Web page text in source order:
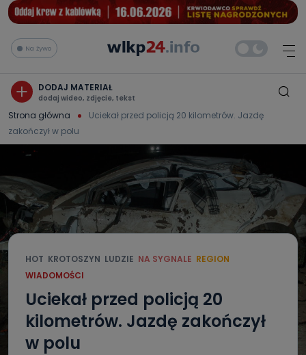
Na żywo
DODAJ MATERIAŁ
dodaj wideo, zdjęcie, tekst
Strona główna
Uciekał przed policją 20 kilometrów. Jazdę
zakończył w polu
HOT KROTOSZYN LUDZIE NA SYGNALE REGION
WIADOMOŚCI
Uciekał przed policją 20
kilometrów. Jazdę zakończył
w polu